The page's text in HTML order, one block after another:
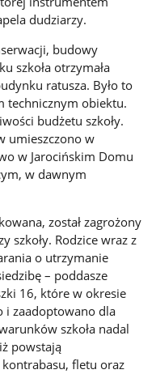
dudziarzy.
budowy
szkoła otrzymała
ratusza. Było to
technicznym obiektu.
budżetu szkoły.
umieszczono w
w Jarocińskim Domu
w dawnym
został zagrożony
szkoły. Rodzice wraz z
o utrzymanie
– poddasze
16, które w okresie
i zaadoptowano dla
szkoła nadal
powstają
fletu oraz